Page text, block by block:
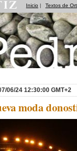
Inicio | Textos de
06/24 12:30:00 GMT+2
moda